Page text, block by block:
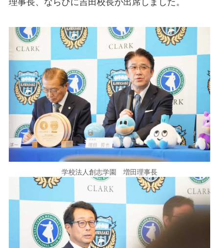
学校法人創志学園 増田理事長